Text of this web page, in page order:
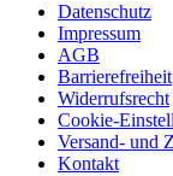
Datenschutz
Impressum
AGB
Barrierefreiheit
Widerrufsrecht
Cookie-
Versand- und
Kontakt